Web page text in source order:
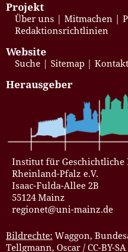
Projekt
Über uns Mitmachen
Redaktionsrichtlinien
Website
Suche Sitemap Kontakt
Herausgeber
Institut für Geschichtliche
Rheinland-Pfalz e.V.
Isaac-Fulda-Allee 2B
55124 Mainz
regionet@uni-mainz.de
Bildrechte: Waggon,
Tellgmann, Oscar / CC-BY-SA